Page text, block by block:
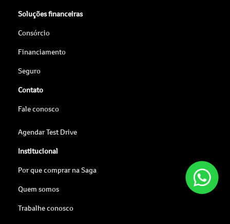
Soluções financeiras
Consórcio
Financiamento
Seguro
Contato
Fale conosco
Agendar Test Drive
Institucional
Por que comprar na Saga
Quem somos
Trabalhe conosco